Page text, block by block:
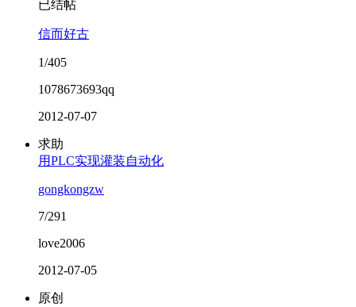
已结帖
信而好古
1/405
1078673693qq
2012-07-07
求助
用PLC实现灌装自动化
gongkongzw
7/291
love2006
2012-07-05
原创